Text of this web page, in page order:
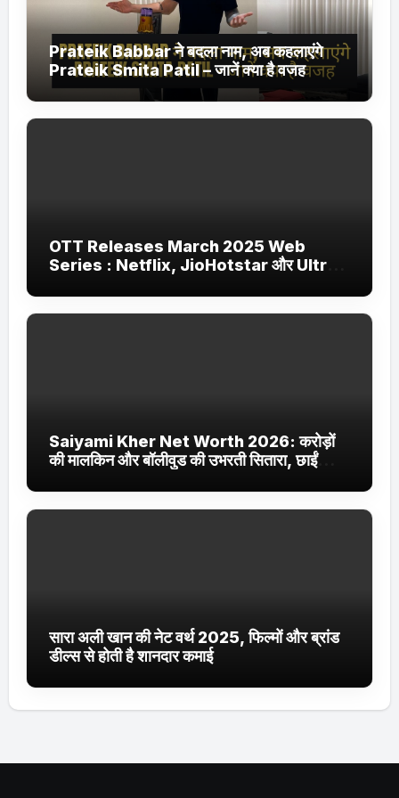
Prateik Babbar ने बदला नाम, अब कहलाएंगे
Prateik Smita Patil – जानें क्या है वजह
OTT Releases March 2025 Web
Series : Netflix, JioHotstar और Ultra
Saiyami Kher Net Worth 2026: करोड़ों
की मालकिन और बॉलीवुड की उभरती सितारा, छाईं
सारा अली खान की नेट वर्थ 2025, फिल्मों और ब्रांड
डील्स से होती है शानदार कमाई